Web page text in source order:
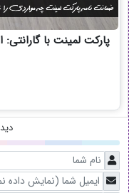
پارکت لمینت با